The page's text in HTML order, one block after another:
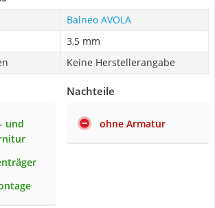
Balneo AVOLA
3,5 mm
Keine Herstellerangabe
und
Nachteile
ohne Armatur